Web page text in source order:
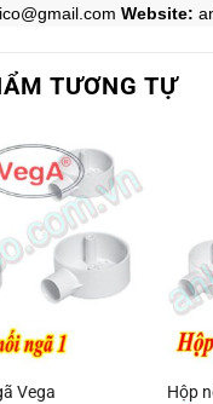
Website:
TƯƠNG TỰ
Vega Hộp